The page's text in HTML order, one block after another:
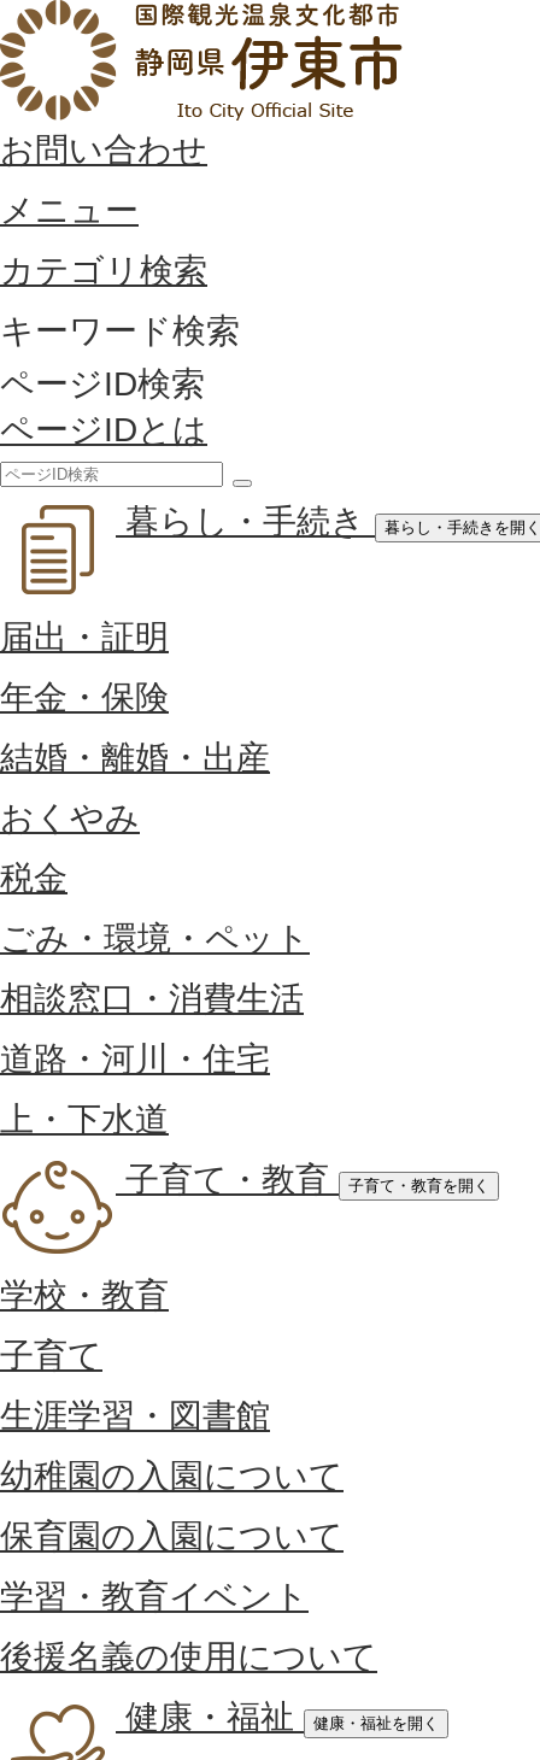
お問い合わせ
メニュー
カテゴリ検索
キーワード検索
ページID検索
ページIDとは
索
暮らし・手続き 暮らし・手続きを開く
届出・証明
年金・保険
結婚・離婚・出産
おくやみ
税金
ごみ・環境・ペット
相談窓口・消費生活
道路・河川・住宅
上・下水道
子育て・教育
子育て・教育を開く
学校・教育
子育て
生涯学習・図書館
幼稚園の入園について
保育園の入園について
学習・教育イベント
後援名義の使用について
健康・福祉
健康・福祉を開く